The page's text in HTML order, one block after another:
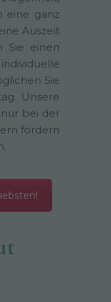
eine ganz
Auszeit
Sie einen
Sie
Unsere
bei der
fördern